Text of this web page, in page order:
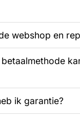
webshop en
ik garantie?